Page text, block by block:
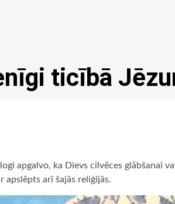
ticībā
apgalvo, ka Dievs cilvēces glābšanai
apslēpts arī šajās reliģijās.